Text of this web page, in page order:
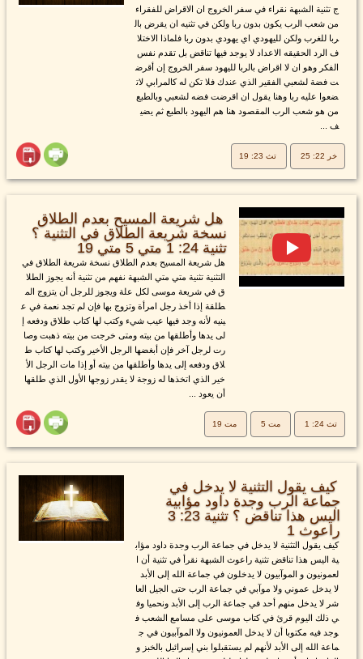
ج تثنية الشبهة نقراء في سفر الخروج ان الاقراض للفقراء
من شعب الرب يكون بدون ربا ولكن في تثنيه ان يقرض بال
ربا للغرب ولكن لليهودي اي يهودي بدون ربا فلماذا الاختلا
ف الرد الحقيقه الاعداد لا يوجد فيها تناقض بل تقدم نفس
الفكر وهو ان لا اقراض بالربا لليهود سفر الخروج إن أقرض
ت فضة لشعبي الفقير الذي عندك فلا تكن له كالمرابي لات
ضعوا عليه ربا وهنا يقول ان اقرضت فضه لشعبي وبالطبع
من هو شعب الرب المقصود هنا هم اليهود بالطبع ثم يضي
ف ...
خر 22: 25 تث 23: 19
هل شريعة المسيح بعدم الطلاق
نسخة شريعة الطلاق في التثنية ؟
تثنية 24: 1 متي 5 متي 19
هل شريعة المسيح بعدم الطلاق نسخة شريعة الطلاق في
التثنية تثنية متي متي الشبهة نفهم من تثنية أنه يجوز الطلا
ق في شريعة موسى لكل علة ويجوز للرجل أن يتزوج الم
طلقة إذا أخذ رجل امرأة وتزوج بها فإن لم تجد نعمة في ع
ينيه لأنه وجد فيها عيب شيء وكتب لها كتاب طلاق ودفعه إ
لى يدها وأطلقها من بيته ومتى خرجت من بيته ذهبت وصا
رت لرجل آخر فإن أبغضها الرجل الأخير وكتب لها كتاب ط
لاق ودفعه إلى يدها وأطلقها من بيته أو إذا مات الرجل الأ
خير الذي اتخذها له زوجة لا يقدر زوجها الأول الذي طلقها
أن يعود ...
تث 24: 1 مت 5 مت 19
كيف يقول التثنية لا يدخل في
جماعة الرب وجدة داود مؤابية
اليس هذا تناقض ؟ تثنية 23: 3
راعوث 1
كيف يقول التثنية لا يدخل في جماعة الرب وجدة داود مؤاب
ية اليس هذا تناقض تثنية راعوث الشبهة نقرأ في تثنية أن ا
لعمونيون و الموآبيون لا يدخلون في جماعة الله إلى الأبد
لا يدخل عموني ولا موآبي في جماعة الرب حتى الجيل العا
شر لا يدخل منهم أحد في جماعة الرب إلى الأبد ونحميا وف
ي ذلك اليوم قرئ في كتاب موسى على مسامع الشعب ف
وجد فيه مكتوبا أن لا يدخل العمونيون ولا الموآبيون في ج
ماعة الله إلى الأبد لأنهم لم يستقبلوا بني إسرائيل بالخبز و